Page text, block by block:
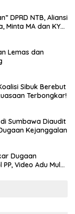
DPRD NTB, Aliansi
Minta MA dan KY
Lemas dan
Sibuk Berebut
Terbongkar!
Sumbawa Diaudit
Kejanggalan
Dugaan
Video Adu Mulut